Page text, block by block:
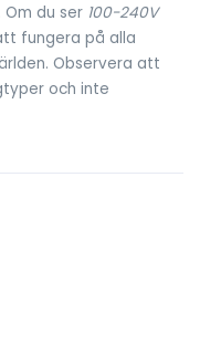
du ser 100-240V
fungera på alla
Observera att
och inte